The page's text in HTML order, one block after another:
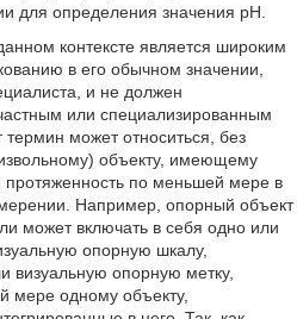
для определения значения рН.
контексте является широким
в его обычном значении,
и не должен
или специализированным
термин может относиться, без
объекту, имеющему
протяженность по меньшей мере в
Например, опорный объект
может включать в себя одно или
опорную шкалу,
визуальную опорную метку,
мере одному объекту,